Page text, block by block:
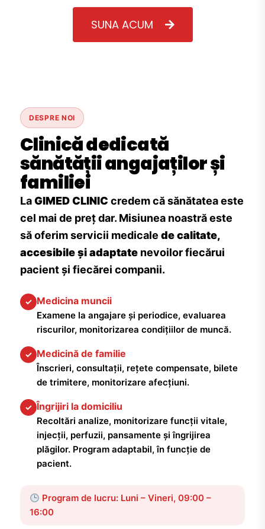
SUNA ACUM
DESPRE NOI
Clinică dedicată
sănătății angajaților și
familiei
LaGIMED CLINIC credem că sănătatea este
cel mai de preț dar. Misiunea noastră este
să oferim servicii medicale de calitate,
accesibile și adaptate nevoilor fiecărui
pacient și fiecărei companii.
✓ Medicina muncii
Examene la angajare și periodice, evaluarea
riscurilor, monitorizarea condițiilor de muncă.
✓ Medicină de familie
Înscrieri, consultații, rețete compensate, bilete
de trimitere, monitorizare afecțiuni.
✓ Îngrijiri la domiciliu
Recoltări analize, monitorizare funcții vitale,
injecții, perfuzii, pansamente și îngrijirea
plăgilor. Program adaptabil, în funcție de
pacient.
Program de lucru: Luni – Vineri, 09:00 –
16:00